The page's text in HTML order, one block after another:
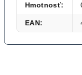
Hmotnosť:
EAN: